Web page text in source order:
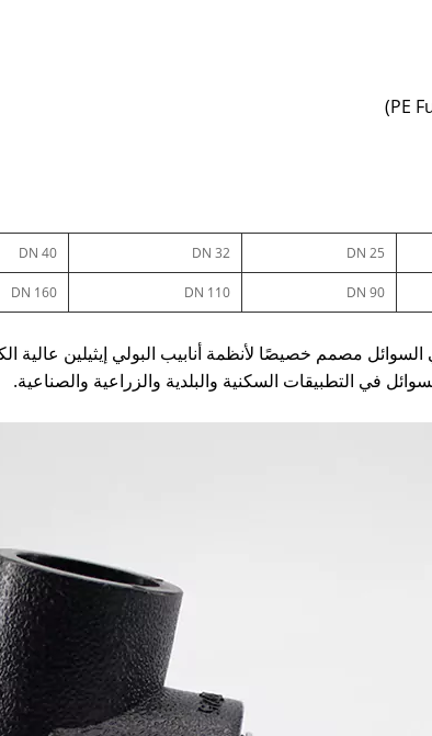
DN 25
DN 32
DN 40
DN 90
DN 110
DN 160
في التطبيقات السكنية والبلدية والزراعية والصناعية.